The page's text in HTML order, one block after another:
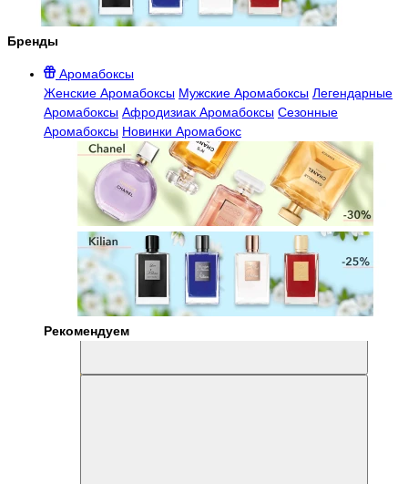
Бренды
Аромабоксы
Женские Аромабоксы Мужские Аромабоксы Легендарные
Аромабоксы Афродизиак Аромабоксы Сезонные
Аромабоксы Новинки Аромабокс
Рекомендуем